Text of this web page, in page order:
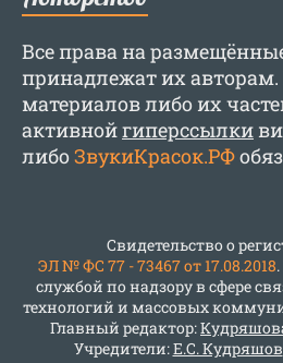
Все права на
принадлежат их
материалов либо их
активнойгиперссылки
либоЗвукиКрасок.РФ
Свидетельство о
ЭЛ № ФС 77 - 73467 от 17.08.2018
службой по надзору в сфере
технологий и массовых
Главный редактор:
Учредители:Е.С. Кудряшов